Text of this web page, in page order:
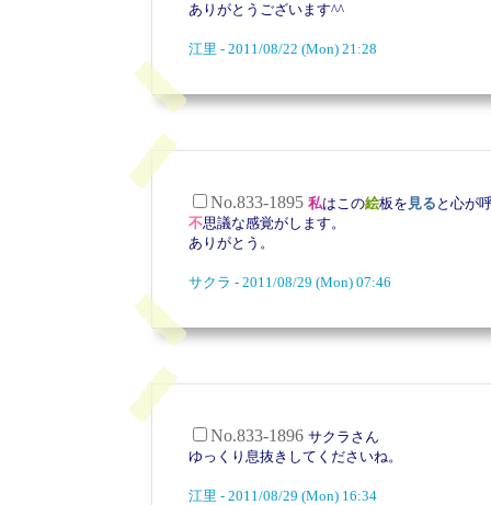
ありがとうございます^^
江里 - 2011/08/22 (Mon) 21:28
No.833-1895 私はこの絵板を 見る と心が
不思議な感覚がします。
ありがとう。
サクラ - 2011/08/29 (Mon) 07:46
No.833-1896 サクラさん
ゆっくり息抜きしてくださいね。
江里 - 2011/08/29 (Mon) 16:34